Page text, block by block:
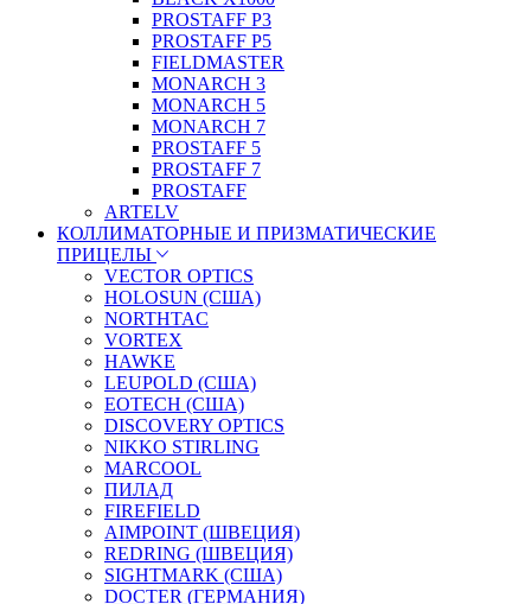
PROSTAFF P3
PROSTAFF P5
FIELDMASTER
MONARCH 3
MONARCH 5
MONARCH 7
PROSTAFF 5
PROSTAFF 7
PROSTAFF
ARTELV
КОЛЛИМАТОРНЫЕ И ПРИЗМАТИЧЕСКИЕ
ПРИЦЕЛЫ
VECTOR OPTICS
HOLOSUN (США)
NORTHTAC
VORTEX
HAWKE
LEUPOLD (США)
EOTECH (США)
DISCOVERY OPTICS
NIKKO STIRLING
MARCOOL
ПИЛАД
FIREFIELD
AIMPOINT (ШВЕЦИЯ)
REDRING (ШВЕЦИЯ)
SIGHTMARK (США)
DOCTER (ГЕРМАНИЯ)